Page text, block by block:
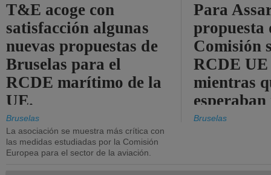
T&E acoge con
satisfacción algunas
nuevas propuestas de
Bruselas para el
RCDE marítimo de la
UE.
Bruselas
La asociación se muestra más crítica con
las medidas estudiadas por la Comisión
Europea para el sector de la aviación.
Para
propuesta
Comisión
RCDE
mientras
más
Bruselas